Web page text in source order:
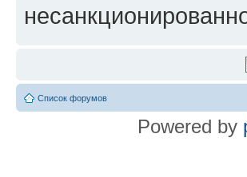
Список форумов
Powered by